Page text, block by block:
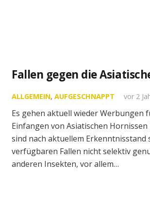
Fallen gegen die
ALLGEMEIN, AUFGESCHNAPPT vor 2
Es gehen aktuell wieder Werbungen
Einfangen von Asiatischen
sind nach aktuellem Erkenntnisstand
verfügbaren Fallen nicht selektiv
anderen Insekten, vor allem…